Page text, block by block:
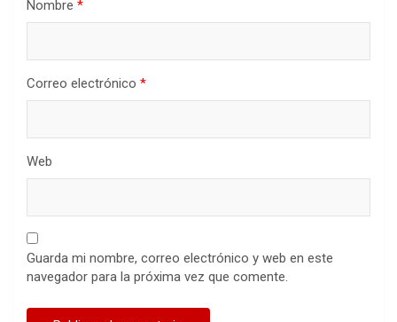
Nombre *
Correo electrónico *
Web
Guarda mi nombre, correo electrónico y web en este
navegador para la próxima vez que comente.